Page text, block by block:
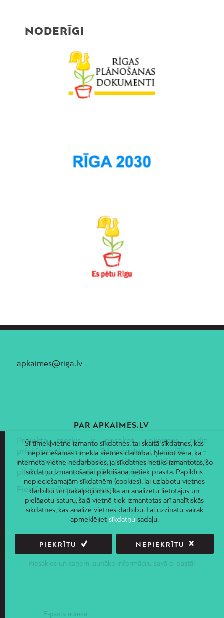
NODERĪGI
apkaimes@riga.lv
PAR APKAIMES.LV
Projekta mērķis ir nosakot apkaimes, radīt
priekšnoteikumus līdzsvarotas sociāli –
ekonomiskās un telpiskās politikas ieviešanai Rīgas
pilsētas administratīvajā teritorijā.
Piekļūstamības paziņojums
Piesakies un saņem jaunāko informāciju savā e-pastā!
Šī tīmekļvietne izmanto sīkdatnes, tai skaitā sīkdatnes, kas
nepieciešamas tīmekļa vietnes darbībai. Ņemot vērā, ka
interneta vietne nedarbosies, ja sīkdatnes netiks izmantotas, šo
sīkdatņu izmantošanai piekrišana netiek prasīta. Papildus
nepieciešamajām sīkdatnēm (cookies), lai uzlabotu vietnes
darbību un pakalpojumus, kā arī analizētu lietotājus un
pielāgotu saturu, šajā vietnē tiek izmantotas arī analītiskās
sīkdatnes, kas analizē vietnes darbību. Lai uzzinātu vairāk
apmeklējiet sīkdatņusadaļu.
PIEKRĪTU NEPIEKRĪTU